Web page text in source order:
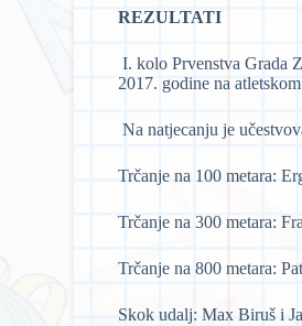
REZULTATI
I. kolo Prvenstva Grada
2017. godine na
Na natjecanju je
Trčanje na 100 metara:
Trčanje na 300 metara:
Trčanje na 800 metara:
Skok udalj: Max Biruš i